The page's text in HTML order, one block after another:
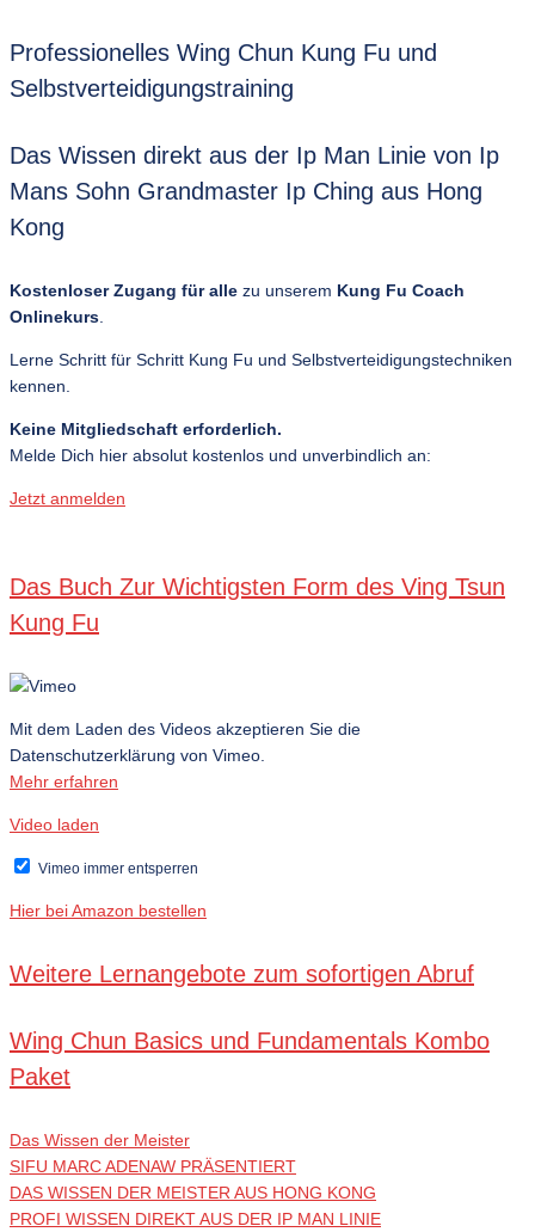
Professionelles Wing Chun Kung Fu und
Selbstverteidigungstraining
Das Wissen direkt aus der Ip Man Linie von Ip
Mans Sohn Grandmaster Ip Ching aus Hong
Kong
Kostenloser Zugang für alle zu unserem Kung Fu Coach
Onlinekurs
Lerne Schritt für Schritt Kung Fu und Selbstverteidigungstechniken
kennen.
Keine Mitgliedschaft erforderlich.
Melde Dich hier absolut kostenlos und unverbindlich an:
Jetzt anmelden
Das Buch Zur Wichtigsten Form des Ving Tsun
Kung Fu
Mit dem Laden des Videos akzeptieren Sie die
Datenschutzerklärung von Vimeo.
Mehr erfahren
Video laden
Vimeo immer entsperren
Hier bei Amazon bestellen
Weitere Lernangebote zum sofortigen Abruf
Wing Chun Basics und Fundamentals Kombo
Paket
Das Wissen der Meister
SIFU MARC ADENAW PRÄSENTIERT
DAS WISSEN DER MEISTER AUS HONG KONG
PROFI WISSEN DIREKT AUS DER IP MAN LINIE